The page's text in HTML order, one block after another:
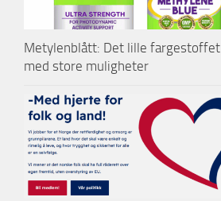
Metylenblått: Det lille fargestoffet
med store muligheter